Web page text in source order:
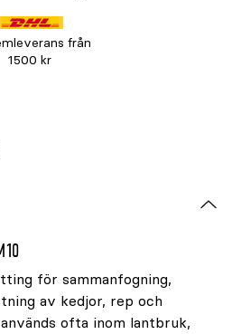
från
1500 kr
för sammanfogning,
av kedjor, rep och
ofta inom lantbruk,